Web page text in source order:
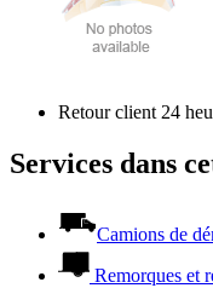
Retour client 24
Services dans
Camions de
Remorques et